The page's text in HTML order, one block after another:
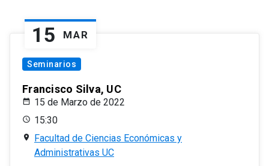
15 MAR
Seminarios
Francisco Silva, UC
15 de Marzo de 2022
15:30
Facultad de Ciencias Económicas y
Administrativas UC